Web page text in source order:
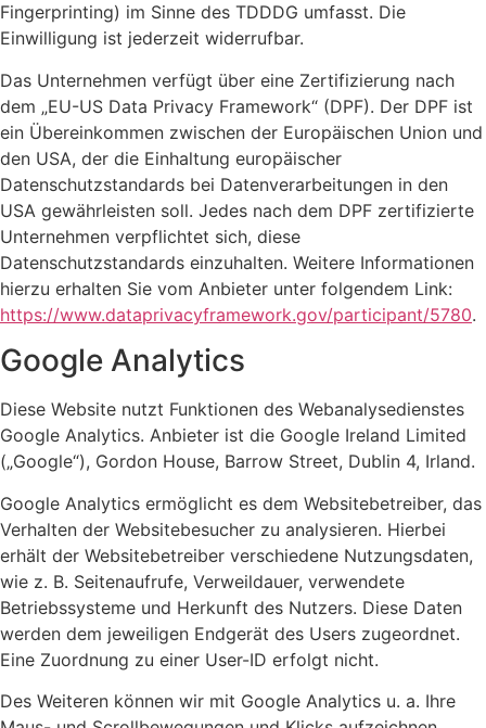
Fingerprinting) im Sinne des TDDDG umfasst. Die
Einwilligung ist jederzeit widerrufbar.
Das Unternehmen verfügt über eine Zertifizierung nach
dem „EU-US Data Privacy Framework“ (DPF). Der DPF ist
ein Übereinkommen zwischen der Europäischen Union und
den USA, der die Einhaltung europäischer
Datenschutzstandards bei Datenverarbeitungen in den
USA gewährleisten soll. Jedes nach dem DPF zertifizierte
Unternehmen verpflichtet sich, diese
Datenschutzstandards einzuhalten. Weitere Informationen
hierzu erhalten Sie vom Anbieter unter folgendem Link:
https://www.dataprivacyframework.gov/participant/5780.
Google Analytics
Diese Website nutzt Funktionen des Webanalysedienstes
Google Analytics. Anbieter ist die Google Ireland Limited
(„Google“), Gordon House, Barrow Street, Dublin 4, Irland.
Google Analytics ermöglicht es dem Websitebetreiber, das
Verhalten der Websitebesucher zu analysieren. Hierbei
erhält der Websitebetreiber verschiedene Nutzungsdaten,
wie z. B. Seitenaufrufe, Verweildauer, verwendete
Betriebssysteme und Herkunft des Nutzers. Diese Daten
werden dem jeweiligen Endgerät des Users zugeordnet.
Eine Zuordnung zu einer User-ID erfolgt nicht.
Des Weiteren können wir mit Google Analytics u. a. Ihre